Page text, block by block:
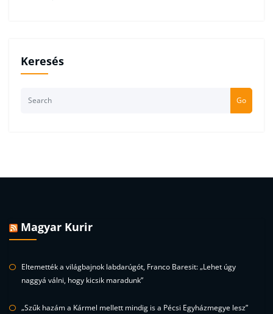
Keresés
Go
Magyar Kurir
Eltemették a világbajnok labdarúgót, Franco Baresit: „Lehet úgy
naggyá válni, hogy kicsik maradunk”
„Szűk hazám a Kármel mellett mindig is a Pécsi Egyházmegye lesz”